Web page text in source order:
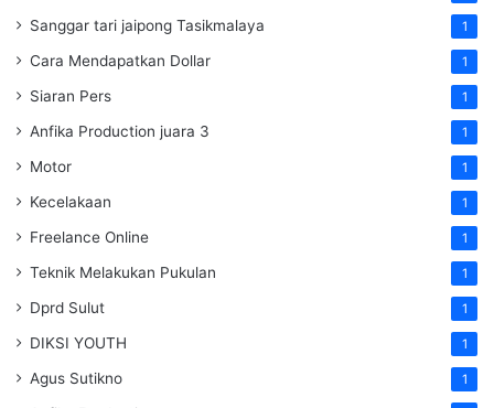
Sanggar tari jaipong Tasikmalaya 1
Cara Mendapatkan Dollar 1
Siaran Pers 1
Anfika Production juara 3 1
Motor 1
Kecelakaan 1
Freelance Online 1
Teknik Melakukan Pukulan 1
Dprd Sulut 1
DIKSI YOUTH 1
Agus Sutikno 1